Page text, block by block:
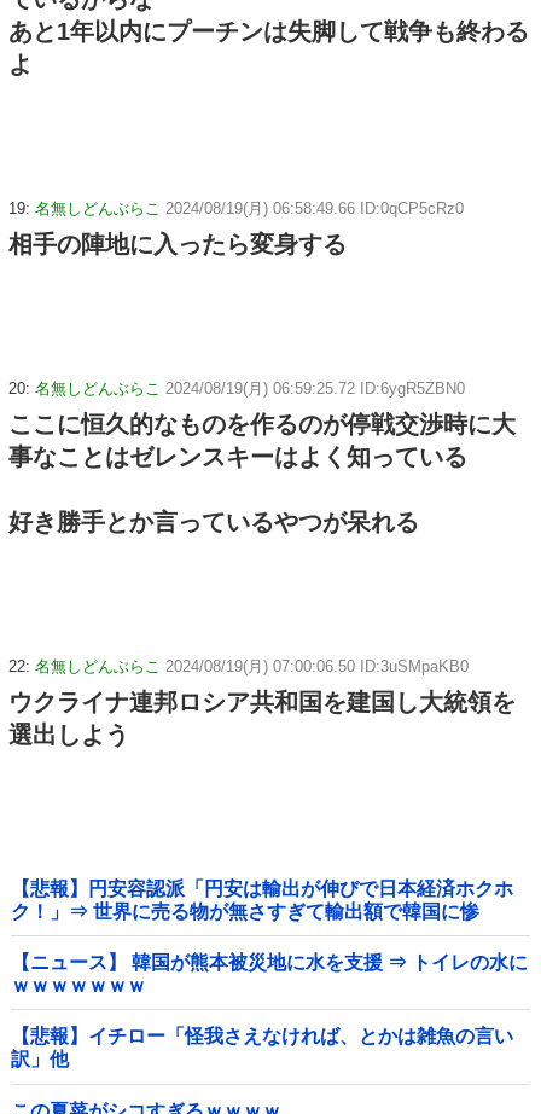
あと1年以内にプーチンは失脚して戦争も終わる
よ
19: 名無しどんぶらこ 2024/08/19(月) 06:58:49.66 ID:0qCP5cRz0
相手の陣地に入ったら変身する
20: 名無しどんぶらこ 2024/08/19(月) 06:59:25.72 ID:6ygR5ZBN0
ここに恒久的なものを作るのが停戦交渉時に大
事なことはゼレンスキーはよく知っている
好き勝手とか言っているやつが呆れる
22: 名無しどんぶらこ 2024/08/19(月) 07:00:06.50 ID:3uSMpaKB0
ウクライナ連邦ロシア共和国を建国し大統領を
選出しよう
【悲報】円安容認派「円安は輸出が伸びで日本経済ホクホ
ク！」⇒ 世界に売る物が無さすぎて輸出額で韓国に惨
敗・・・
【ニュース】 韓国が熊本被災地に水を支援 ⇒ トイレの水に
ｗｗｗｗｗｗｗ
【悲報】イチロー「怪我さえなければ、とかは雑魚の言い
訳」他